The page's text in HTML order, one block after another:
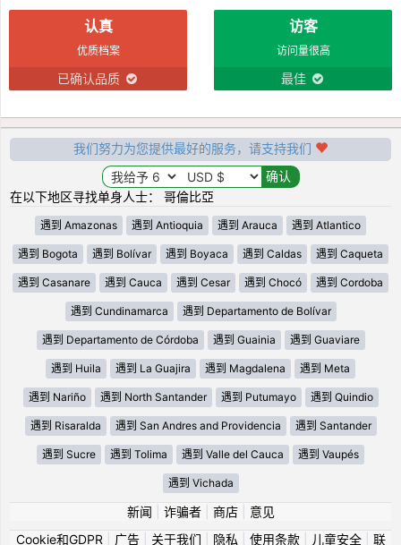
认真
优质档案
已确认品质
访客
访问量很高
最佳
我们努力为您提供最好的服务，请支持我们
在以下地区寻找单身人士： 哥倫比亞
遇到 Amazonas 遇到 Antioquia 遇到 Arauca 遇到 Atlantico
遇到 Bogota 遇到 Bolívar 遇到 Boyaca 遇到 Caldas 遇到 Caqueta
遇到 Casanare 遇到 Cauca 遇到 Cesar 遇到 Chocó 遇到 Cordoba
遇到 Cundinamarca 遇到 Departamento de Bolívar
遇到 Departamento de Córdoba 遇到 Guainia 遇到 Guaviare
遇到 Huila 遇到 La Guajira 遇到 Magdalena 遇到 Meta
遇到 Nariño 遇到 North Santander 遇到 Putumayo 遇到 Quindio
遇到 Risaralda 遇到 San Andres and Providencia 遇到 Santander
遇到 Sucre 遇到 Tolima 遇到 Valle del Cauca 遇到 Vaupés
遇到 Vichada
新闻 诈骗者| 商店| 意见
Cookie和GDPR
广告| 关于我们 隐私 使用条款| 儿童安全| 联